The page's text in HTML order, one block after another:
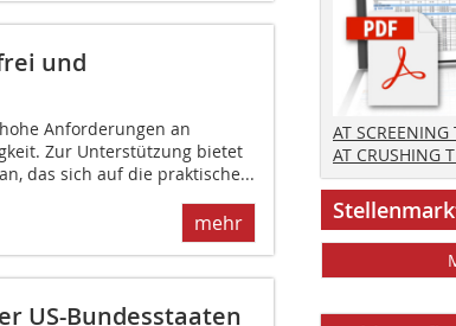
und
Anforderungen an
Zur Unterstützung bietet
das sich auf die praktische...
mehr
US-Bundesstaaten
AT
AT CRUSHING